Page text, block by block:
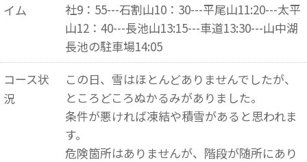
イム
社9：55---石割山10：30---平尾山11:20---太平
山12：40---長池山13:15---車道13:30---山中湖
長池の駐車場14:05
コース状
況
この日、雪はほとんどありませんでしたが、
ところどころぬかるみがありました。
条件が悪ければ凍結や積雪があると思われま
す。
危険箇所はありませんが、階段が随所にあり